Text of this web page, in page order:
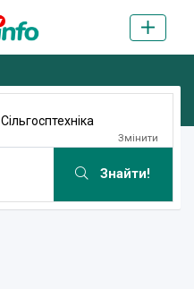
Сільгосптехніка
Змінити
Знайти!